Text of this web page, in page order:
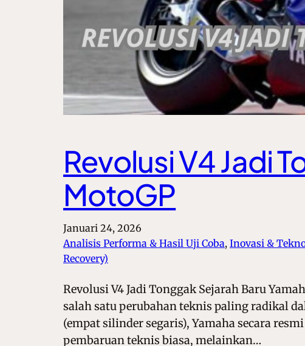
Revolusi V4 Jadi
MotoGP
Januari 24, 2026
Analisis Performa & Hasil Uji Coba, Inovasi &
Recovery)
Revolusi V4 Jadi Tonggak Sejarah Baru
salah satu perubahan teknis paling radikal
(empat silinder segaris), Yamaha secara
pembaruan teknis biasa, melainkan…